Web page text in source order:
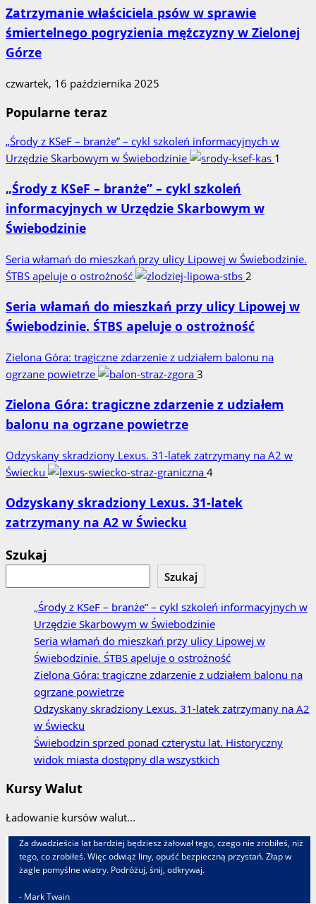
Zatrzymanie właściciela psów w sprawie
śmiertelnego pogryzienia mężczyzny w Zielonej
Górze
czwartek, 16 października 2025
Popularne teraz
„Środy z KSeF – branże” – cykl szkoleń informacyjnych w
Urzędzie Skarbowym w Świebodzinie
1
„Środy z KSeF – branże” – cykl szkoleń
informacyjnych w Urzędzie Skarbowym w
Świebodzinie
Seria włamań do mieszkań przy ulicy Lipowej w Świebodzinie.
ŚTBS apeluje o ostrożność
2
Seria włamań do mieszkań przy ulicy Lipowej w
Świebodzinie. ŚTBS apeluje o ostrożność
Zielona Góra: tragiczne zdarzenie z udziałem balonu na
ogrzane powietrze
3
Zielona Góra: tragiczne zdarzenie z udziałem
balonu na ogrzane powietrze
Odzyskany skradziony Lexus. 31‑latek zatrzymany na A2 w
Świecku
4
Odzyskany skradziony Lexus. 31‑latek
zatrzymany na A2 w Świecku
Szukaj
Szukaj
„Środy z KSeF – branże” – cykl szkoleń informacyjnych w
Urzędzie Skarbowym w Świebodzinie
Seria włamań do mieszkań przy ulicy Lipowej w
Świebodzinie. ŚTBS apeluje o ostrożność
Zielona Góra: tragiczne zdarzenie z udziałem balonu na
ogrzane powietrze
Odzyskany skradziony Lexus. 31‑latek zatrzymany na A2
w Świecku
Świebodzin sprzed ponad czterystu lat. Historyczny
widok miasta dostępny dla wszystkich
Kursy Walut
Ładowanie kursów walut...
Za dwadzieścia lat bardziej będziesz żałował tego, czego nie zrobiłeś, niż
tego, co zrobiłeś. Więc odwiąż liny, opuść bezpieczną przystań. Złap w
żagle pomyślne wiatry. Podróżuj, śnij, odkrywaj.
- Mark Twain